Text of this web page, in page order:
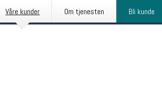
Våre kunder Om tjenesten Bli kunde